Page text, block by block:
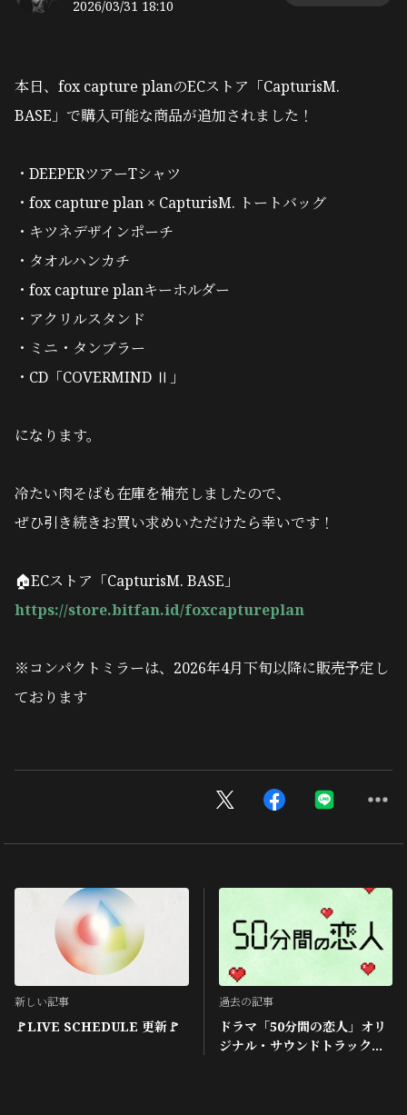
2026/03/31 18:10
本日、fox capture planのECストア「CapturisM.
BASE」で購入可能な商品が追加されました！
・DEEPERツアーTシャツ
・fox capture plan × CapturisM. トートバッグ
・キツネデザインポーチ
・タオルハンカチ
・fox capture planキーホルダー
・アクリルスタンド
・ミニ・タンブラー
・CD「COVERMIND Ⅱ」
になります。
冷たい肉そばも在庫を補充しましたので、
ぜひ引き続きお買い求めいただけたら幸いです！
🏠ECストア「CapturisM. BASE」
https://store.bitfan.id/foxcaptureplan
※コンパクトミラーは、2026年4月下旬以降に販売予定し
ております
新しい記事
🚩LIVE SCHEDULE 更新🚩
過去の記事
ドラマ「50分間の恋人」オリ
ジナル・サウンドトラック配